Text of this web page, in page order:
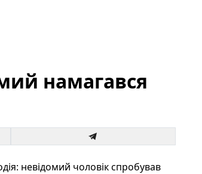
намагався
невідомий чоловік спробував